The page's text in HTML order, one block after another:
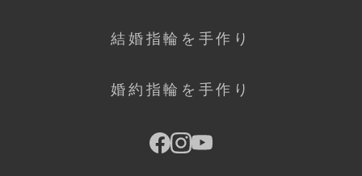
結婚指輪を手作り
婚約指輪を手作り